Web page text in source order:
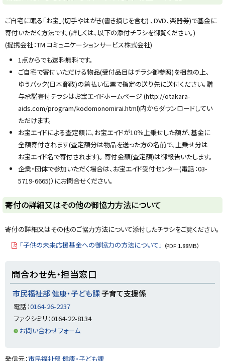
ッ
プ
に
戻
ご自宅に眠る「お宝」(切手やはがき(書き損じを含む) 、DVD、楽器券)で基金に
寄付いただく方法です。(詳しくは、以下の添付チラシを御覧ください。)
(提携会社：TM コミュニケーションサービス株式会社)
1点からでも送料無料です。
ご自宅で寄付いただける物品(受付品目はチラシ御参照)を梱包の上、
ゆうパック(日本郵政)の着払い伝票で指定の送り先に送付ください。贈
与承諾書付チラシはお宝エイドホームページ (http://otakara-
aids.com/program/kodomonomirai.html)内からダウンロードしてい
ただけます。
お宝エイドによる査定額に、お宝エイドが10％上乗せした額が、基金に
全額寄付されます(査定額分は物品を送った方の名前で、上乗せ分は
お宝エイド名で寄付されます)。 寄付金額(査定額)は御報告いたします。
企業・団体で参加いただく場合は、お宝エイド受付センター(電話：03-
5719-6665)）にお問合せください。
ト
ッ
プ
寄付の詳細又はその他の御協力方法について
寄付の詳細又はその他のご協力方法について添付したチラシをご覧ください。
「子供の未来応援基金への御協力の方法について」 （PDF:1.88MB）
問合わせ先・担当窓口
市民福祉部 健康・子ども課子育て支援係
電話：0164-26-2237
ファクシミリ：0164-22-8134
お問い合わせフォーム
ト
発信元：市民福祉部 健康・子ども課